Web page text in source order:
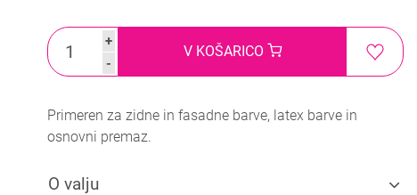
+
-
V KOŠARICO
Primeren za zidne in fasadne barve, latex barve in
osnovni premaz.
O valju